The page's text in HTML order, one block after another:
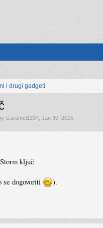
i drugi gadgeti
Garamel1337 Jan 30, 2015
ključ
dogovoriti ).